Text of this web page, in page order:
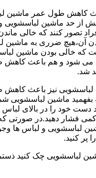
کاهش طول عمر ماشین
از حد ماشین لباسشویی و
تصور کنند که خالی
آن،هیچ ضرری به ماشین
که خالی بودن ماشین
می شود و هم باعث کاهش
شد.
لباسشویی نیز باعث
ماشین لباسشویی
دست خود را در بالای
لباسشویی و لباس ها
پر کنید.
لباسشویی چک کنید